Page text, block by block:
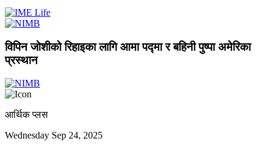
विपिन जोशीको रिहाइका लागि आमा पद्मा र बहिनी पुष्पा अमेरिका
प्रस्थान
आर्थिक प्लस
Wednesday Sep 24, 2025